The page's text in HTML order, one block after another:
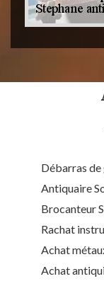
Débarras de
Antiquaire
Brocanteur
Rachat
Achat
Achat